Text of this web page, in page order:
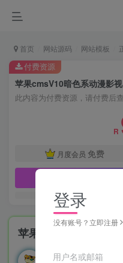
首页 网站源码 网站模板
苹果cmsV10暗色系动漫影
此内容为付费资源，请付费后
R
月度会员 免费
付费资源
苹果cmsV10暗色系动
勇敢的大野狼
登录
没有账号？立即注册
用户名或邮箱